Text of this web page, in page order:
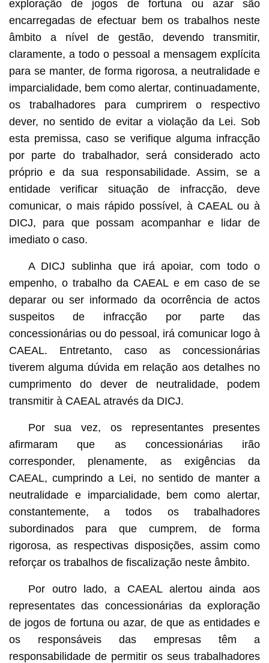
exploração de jogos de fortuna ou azar são
encarregadas de efectuar bem os trabalhos neste
âmbito a nível de gestão, devendo transmitir,
claramente, a todo o pessoal a mensagem explícita
para se manter, de forma rigorosa, a neutralidade e
imparcialidade, bem como alertar, continuadamente,
os trabalhadores para cumprirem o respectivo
dever, no sentido de evitar a violação da Lei. Sob
esta premissa, caso se verifique alguma infracção
por parte do trabalhador, será considerado acto
próprio e da sua responsabilidade. Assim, se a
entidade verificar situação de infracção, deve
comunicar, o mais rápido possível, à CAEAL ou à
DICJ, para que possam acompanhar e lidar de
imediato o caso.
A DICJ sublinha que irá apoiar, com todo o
empenho, o trabalho da CAEAL e em caso de se
deparar ou ser informado da ocorrência de actos
suspeitos de infracção por parte das
concessionárias ou do pessoal, irá comunicar logo à
CAEAL. Entretanto, caso as concessionárias
tiverem alguma dúvida em relação aos detalhes no
cumprimento do dever de neutralidade, podem
transmitir à CAEAL através da DICJ.
Por sua vez, os representantes presentes
afirmaram que as concessionárias irão
corresponder, plenamente, as exigências da
CAEAL, cumprindo a Lei, no sentido de manter a
neutralidade e imparcialidade, bem como alertar,
constantemente, a todos os trabalhadores
subordinados para que cumprem, de forma
rigorosa, as respectivas disposições, assim como
reforçar os trabalhos de fiscalização neste âmbito.
Por outro lado, a CAEAL alertou ainda aos
representates das concessionárias da exploração
de jogos de fortuna ou azar, de que as entidades e
os responsáveis das empresas têm a
responsabilidade de permitir os seus trabalhadores